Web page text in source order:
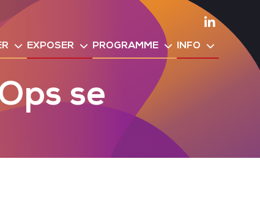
Linkedin
EXPOSER PROGRAMME INFO
se